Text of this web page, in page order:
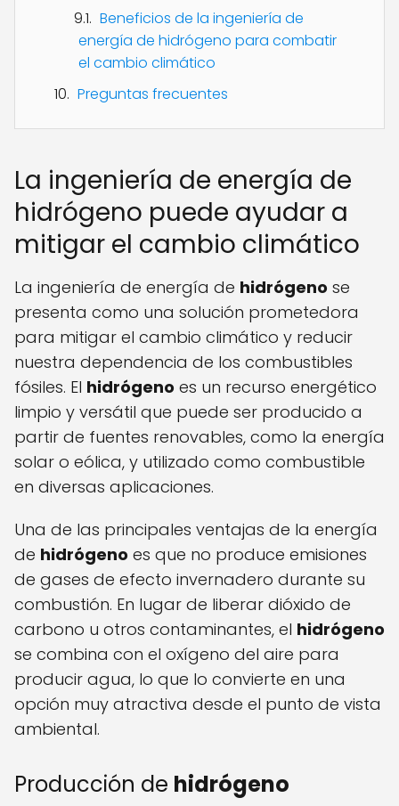
Beneficios de la ingeniería de
energía de hidrógeno para combatir
el cambio climático
Preguntas frecuentes
La ingeniería de energía de
hidrógeno puede ayudar a
mitigar el cambio climático
La ingeniería de energía de hidrógeno se
presenta como una solución prometedora
para mitigar el cambio climático y reducir
nuestra dependencia de los combustibles
fósiles. El hidrógeno es un recurso energético
limpio y versátil que puede ser producido a
partir de fuentes renovables, como la energía
solar o eólica, y utilizado como combustible
en diversas aplicaciones.
Una de las principales ventajas de la energía
de hidrógeno es que no produce emisiones
de gases de efecto invernadero durante su
combustión. En lugar de liberar dióxido de
carbono u otros contaminantes, el hidrógeno
se combina con el oxígeno del aire para
producir agua, lo que lo convierte en una
opción muy atractiva desde el punto de vista
ambiental.
Producción de hidrógeno